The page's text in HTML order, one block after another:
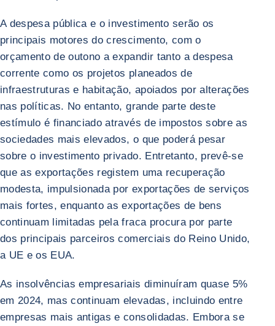
A despesa pública e o investimento serão os
principais motores do crescimento, com o
orçamento de outono a expandir tanto a despesa
corrente como os projetos planeados de
infraestruturas e habitação, apoiados por alterações
nas políticas. No entanto, grande parte deste
estímulo é financiado através de impostos sobre as
sociedades mais elevados, o que poderá pesar
sobre o investimento privado. Entretanto, prevê-se
que as exportações registem uma recuperação
modesta, impulsionada por exportações de serviços
mais fortes, enquanto as exportações de bens
continuam limitadas pela fraca procura por parte
dos principais parceiros comerciais do Reino Unido,
a UE e os EUA.
As insolvências empresariais diminuíram quase 5%
em 2024, mas continuam elevadas, incluindo entre
empresas mais antigas e consolidadas. Embora se